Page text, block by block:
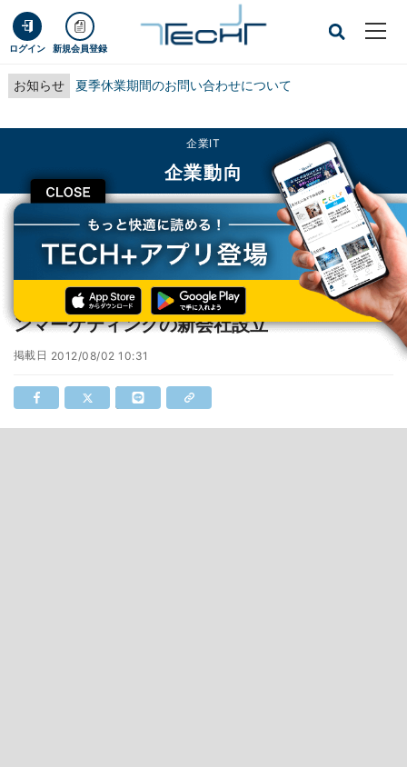
ログイン 新規会員登録
お知らせ 夏季休業期間のお問い合わせについて
CLOSE
企業IT
企業動向
TECH+ 企業IT
企業動向
NTTコム、gooリサーチなど継承するオンラインマーケティングの新会社設立
NTTコム、gooリサーチなど継承するオンライ
ンマーケティングの新会社設立
掲載日 2012/08/02 10:31